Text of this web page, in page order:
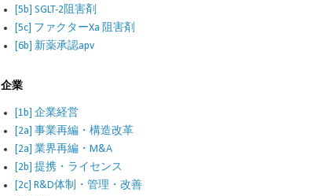
[5b] SGLT-2阻害剤
[5c] ファクターXa 阻害剤
[6b] 新薬承認apv
企業
[1b] 企業経営
[2a] 事業再編・構造改革
[2a] 業界再編・M&A
[2b] 提携・ライセンス
[2c] R&D体制・管理・改善